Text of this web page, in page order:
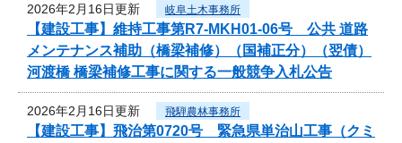
2026年2月16日更新 岐阜土木事務所
【建設工事】維持工事第R7-MKH01-06号 公共 道路
メンテナンス補助（橋梁補修）（国補正分）（翌債）
河渡橋 橋梁補修工事に関する一般競争入札公告
2026年2月16日更新 飛騨農林事務所
【建設工事】飛治第0720号 緊急県単治山工事（クミ